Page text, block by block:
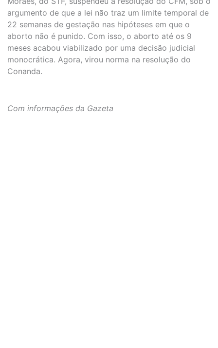
argumento de que a lei não traz um limite temporal de
22 semanas de gestação nas hipóteses em que o
aborto não é punido. Com isso, o aborto até os 9
meses acabou viabilizado por uma decisão judicial
monocrática. Agora, virou norma na resolução do
Conanda.
Com informações da Gazeta